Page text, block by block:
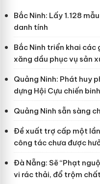
Bắc Ninh: Lấy 1.128
danh tính
Bắc Ninh triển khai các
xăng dầu phục vụ sản
Quảng Ninh: Phát huy
dựng Hội Cựu chiến
Quảng Ninh sẵn sàng
Đề xuất trợ cấp một
công tác chưa được
Đà Nẵng: Sẽ “Phạt
vi rác thải, đổ trộm